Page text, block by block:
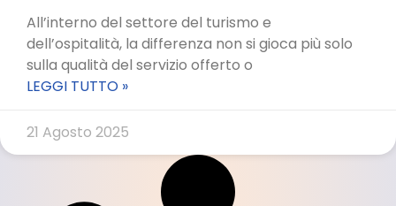
All’interno del settore del turismo e
dell’ospitalità, la differenza non si gioca più solo
sulla qualità del servizio offerto o
LEGGI TUTTO »
21 Agosto 2025